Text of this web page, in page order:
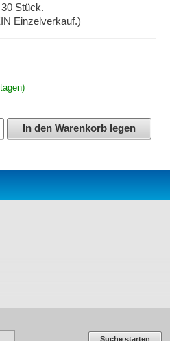
Stück.
Einzelverkauf.)
In den Warenkorb legen
Suche starten